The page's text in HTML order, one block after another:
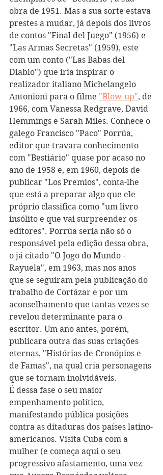
obra de 1951. Mas a sua sorte estava
prestes a mudar, já depois dos livros
de contos "Final del Juego" (1956) e
"Las Armas Secretas" (1959), este
com um conto ("Las Babas del
Diablo") que iria inspirar o
realizador italiano Michelangelo
Antonioni para o filme "Blow-up", de
1966, com Vanessa Redgrave, David
Hemmings e Sarah Miles. Conhece o
galego Francisco "Paco" Porrúa,
editor que travara conhecimento
com "Bestiário" quase por acaso no
ano de 1958 e, em 1960, depois de
publicar "Los Premios", conta-lhe
que está a preparar algo que ele
próprio classifica como "um livro
insólito e que vai surpreender os
editores". Porrúa seria não só o
responsável pela edição dessa obra,
o já citado "O Jogo do Mundo -
Rayuela", em 1963, mas nos anos
que se seguiram pela publicação do
trabalho de Cortázar e por um
aconselhamento que tantas vezes se
revelou determinante para o
escritor. Um ano antes, porém,
publicara outra das suas criações
eternas, "Histórias de Cronópios e
de Famas", na qual cria personagens
que se tornam inolvidáveis.
É dessa fase o seu maior
empenhamento político,
manifestando pública posições
contra as ditaduras dos países latino-
americanos. Visita Cuba com a
mulher (e começa aqui o seu
progressivo afastamento, uma vez